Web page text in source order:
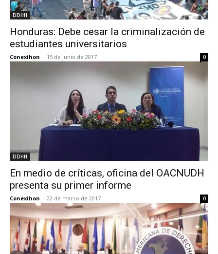
DDHH
Honduras: Debe cesar la criminalización de
estudiantes universitarios
Conexihon - 15 de junio de 2017 0
DDHH
En medio de críticas, oficina del OACNUDH
presenta su primer informe
Conexihon - 22 de marzo de 2017 0